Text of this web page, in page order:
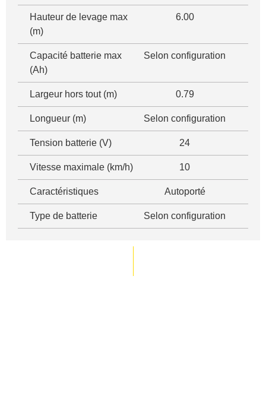
Hauteur de levage max
(m)
6.00
Capacité batterie max
(Ah)
Selon configuration
Largeur hors tout (m) 0.79
Longueur (m) Selon configuration
Tension batterie (V) 24
Vitesse maximale (km/h) 10
Caractéristiques Autoporté
Type de batterie Selon configuration